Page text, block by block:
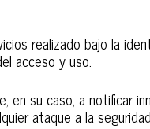
realizado bajo la
acceso y uso.
en su caso, a notificar
ataque a la